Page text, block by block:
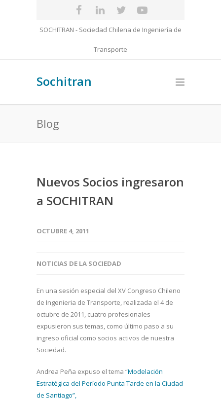
SOCHITRAN - Sociedad Chilena de Ingeniería de
Transporte
Sochitran
Blog
Nuevos Socios ingresaron
a SOCHITRAN
OCTUBRE 4, 2011
NOTICIAS DE LA SOCIEDAD
En una sesión especial del XV Congreso Chileno
de Ingenieria de Transporte, realizada el 4 de
octubre de 2011, cuatro profesionales
expusieron sus temas, como último paso a su
ingreso oficial como socios activos de nuestra
Sociedad.
Andrea Peña expuso el tema “Modelación
Estratégica del Período Punta Tarde en la Ciudad
de Santiago”,